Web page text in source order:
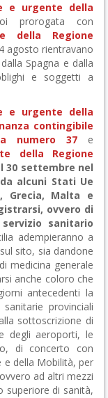
e urgente della
prorogata con
della Regione
agosto rientravano
Spagna e dalla
e soggetti a
e urgente della
contingibile
numero 37 e
della Regione
30 settembre nel
alcuni Stati Ue
Grecia, Malta e
ovvero di
sanitario
adempieranno a
sito, sia dandone
medicina generale
anche coloro che
antecedenti la
sanitarie provinciali
sottoscrizione di
degli aeroporti, le
di concerto con
e della Mobilità, per
ad altri mezzi
superiore di sanità,